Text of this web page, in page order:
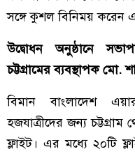
সঙ্গে কুশল বিনিময় করেন
উদ্বোধন অনুষ্ঠানে
চট্টগ্রামের ব্যবস্থাপক মো.
বিমান বাংলাদেশ
হজযাত্রীদের জন্য
ফ্লাইট। এর মধ্যে ২০টি